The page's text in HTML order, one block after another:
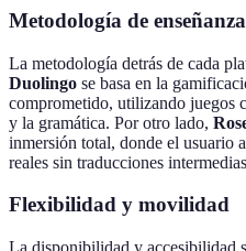
Metodología de enseñanza
La metodología detrás de cada
Duolingo se basa en la
comprometido, utilizando juegos
y la gramática. Por otro lado,
inmersión total, donde el usuario
reales sin traducciones
Flexibilidad y movilidad